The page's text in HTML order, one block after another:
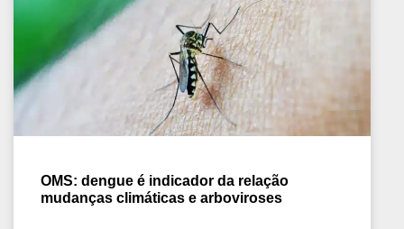
OMS: dengue é indicador da relação
mudanças climáticas e arboviroses